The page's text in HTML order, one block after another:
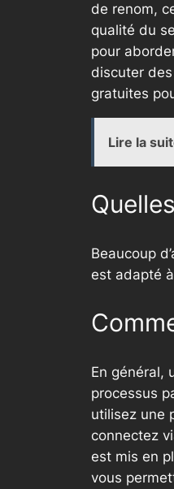
de renom,
qualité du
pour
discuter
gratuites
Lire la
Beaucoup
est adapté
En général,
processus
utilisez une
connectez
est mis en
vous